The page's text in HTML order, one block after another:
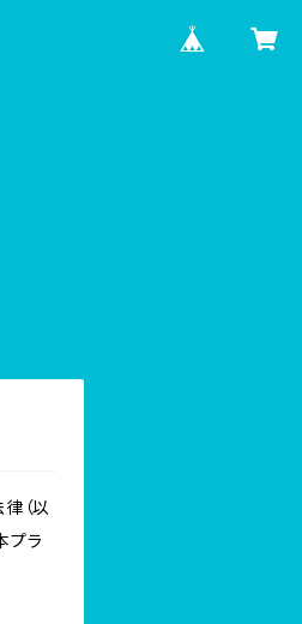
（以
プラ